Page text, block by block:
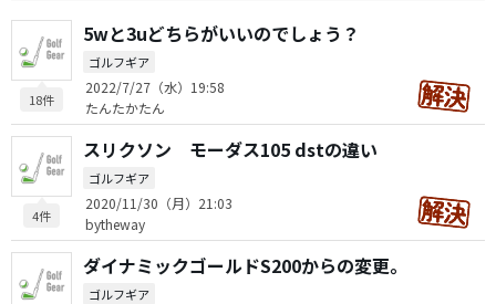
18件
5wと3uどちらがいいのでしょう？
ゴルフギア
2022/7/27（水）19:58
たんたかたん
4件
スリクソン モーダス105 dstの違い
ゴルフギア
2020/11/30（月）21:03
bytheway
ダイナミックゴールドS200からの変更。
ゴルフギア